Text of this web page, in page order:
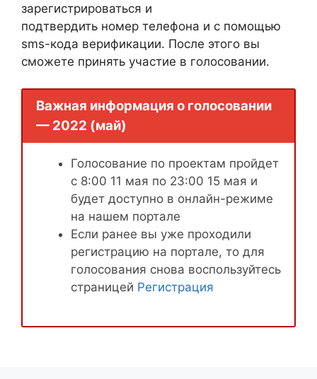
зарегистрироваться и
подтвердить номер телефона и с помощью
sms-кода верификации. После этого вы
сможете принять участие в голосовании.
Важная информация о голосовании
— 2022 (май)
Голосование по проектам пройдет
с 8:00 11 мая по 23:00 15 мая и
будет доступно в онлайн-режиме
на нашем портале
Если ранее вы уже проходили
регистрацию на портале, то для
голосования снова воспользуйтесь
страницей Регистрация